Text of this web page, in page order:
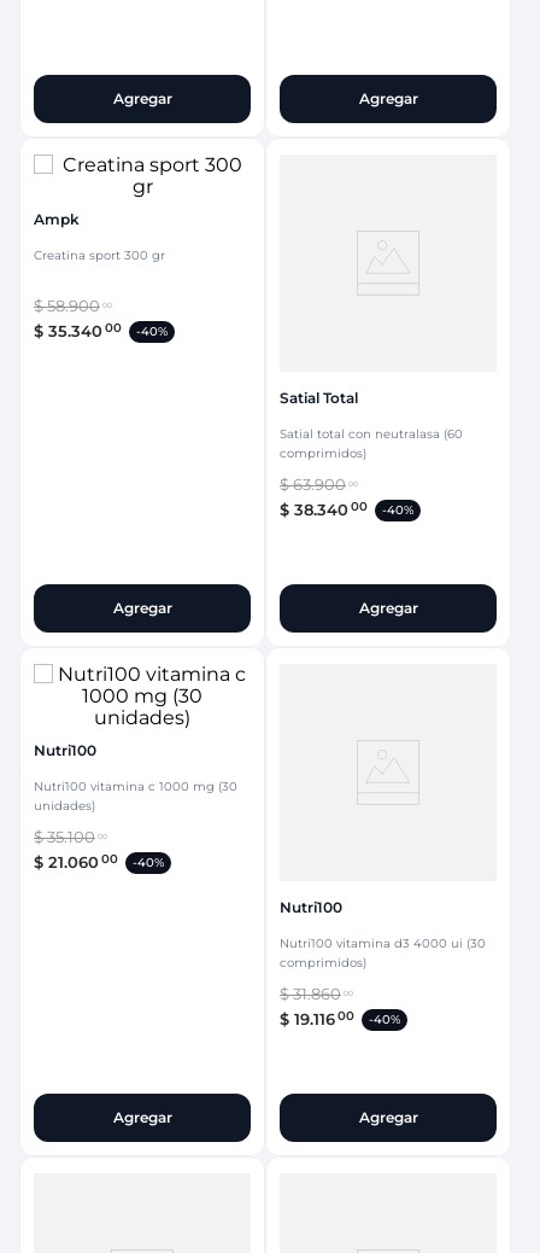
Agregar Agregar
Ampk
Creatina sport 300 gr
$58.900 00
$ 35.34000 -40%
Agregar
Satial Total
Satial total con neutralasa (60
comprimidos)
$63.900 00
$ 38.34000 -40%
Agregar
Nutri100
Nutri100 vitamina c 1000 mg (30
unidades)
$35.100 00
$ 21.06000 -40%
Agregar
Nutri100
Nutri100 vitamina d3 4000 ui (30
comprimidos)
$31.860 00
$ 19.11600 -40%
Agregar